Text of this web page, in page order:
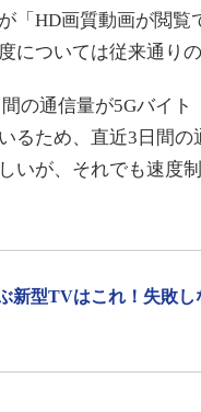
「HD画質動画が閲覧
については従来通りの
の通信量が5Gバイト
るため、直近3日間
いが、それでも速度
新型TVはこれ！失敗